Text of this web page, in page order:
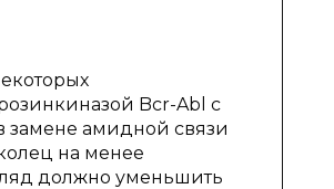
Bcr-Abl с
замене амидной связи
на менее
должно уменьшить